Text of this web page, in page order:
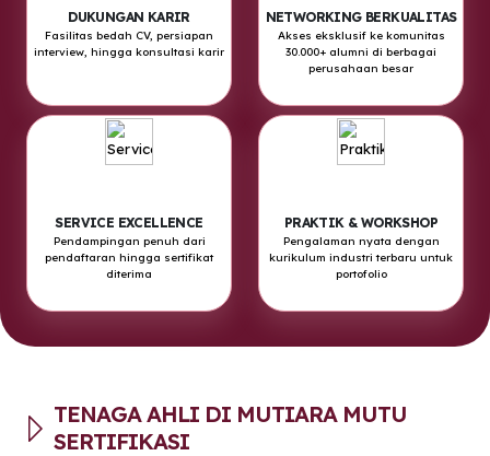
DUKUNGAN KARIR
Fasilitas bedah CV, persiapan
interview, hingga konsultasi karir
NETWORKING BERKUALITAS
Akses eksklusif ke komunitas
30.000+ alumni di berbagai
perusahaan besar
SERVICE EXCELLENCE
Pendampingan penuh dari
pendaftaran hingga sertifikat
diterima
PRAKTIK & WORKSHOP
Pengalaman nyata dengan
kurikulum industri terbaru untuk
portofolio
TENAGA AHLI DI MUTIARA MUTU
SERTIFIKASI